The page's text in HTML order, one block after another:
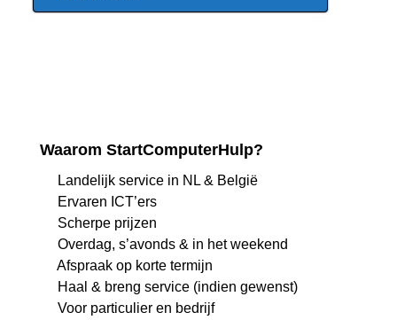
Waarom StartComputerHulp?
Landelijk service in NL & België
Ervaren ICT’ers
Scherpe prijzen
Overdag, s’avonds & in het weekend
Afspraak op korte termijn
Haal & breng service (indien gewenst)
Voor particulier en bedrijf